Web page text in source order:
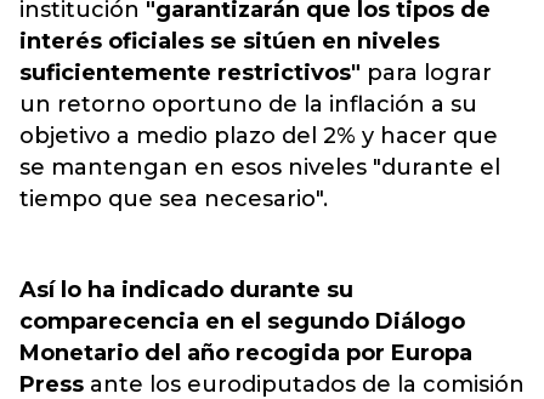
institución "garantizarán que los tipos de
interés oficiales se sitúen en niveles
suficientemente restrictivos" para lograr
un retorno oportuno de la inflación a su
objetivo a medio plazo del 2% y hacer que
se mantengan en esos niveles "durante el
tiempo que sea necesario".
Así lo ha indicado durante su
comparecencia en el segundo Diálogo
Monetario del año recogida por Europa
Press ante los eurodiputados de la comisión